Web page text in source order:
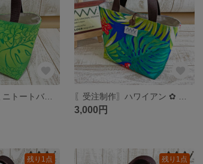
ハワイアン ✿ ミニトートバッグ／ランチバッグ／サブバッグ
3,000円
残り1点 残り1点